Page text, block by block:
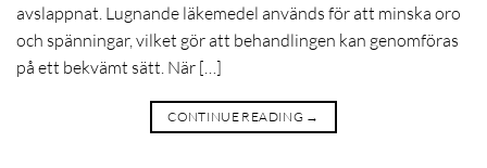
avslappnat. Lugnande läkemedel används för att minska oro
och spänningar, vilket gör att behandlingen kan genomföras
på ett bekvämt sätt. När […]
CONTINUE READING →